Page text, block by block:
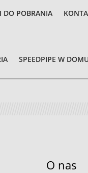
DO POBRANIA
SPEEDPIPE W
O nas